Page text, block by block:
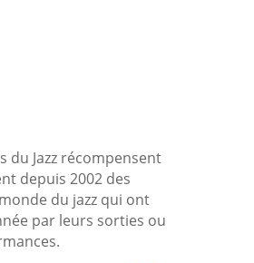
du Jazz récompensent
depuis 2002 des
du jazz qui ont
par leurs sorties ou